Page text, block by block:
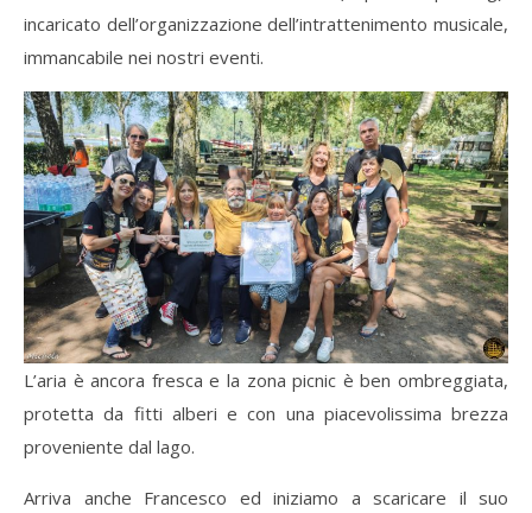
incaricato dell’organizzazione dell’intrattenimento musicale,
immancabile nei nostri eventi.
L’aria è ancora fresca e la zona picnic è ben ombreggiata,
protetta da fitti alberi e con una piacevolissima brezza
proveniente dal lago.
Arriva anche Francesco ed iniziamo a scaricare il suo